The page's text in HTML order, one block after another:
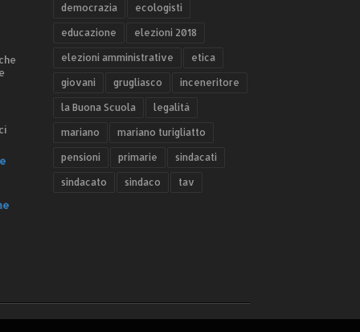
democrazia ecologisti
educazione elezioni 2018
elezioni amministrative etica
giovani grugliasco inceneritore
la Buona Scuola legalità
mariano mariano turigliatto
pensioni primarie sindacati
sindacato sindaco tav